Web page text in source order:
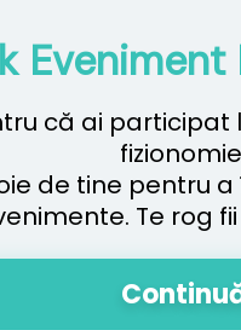
că ai participat
de tine pentru
Te rog